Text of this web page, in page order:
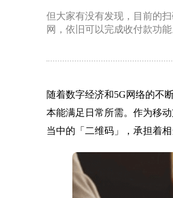
但大家有没有发现，目前的
网，依旧可以完成收付款功
随着数字经济和5G网络的不
本能满足日常所需。作为移
当中的「二维码」，承担着相